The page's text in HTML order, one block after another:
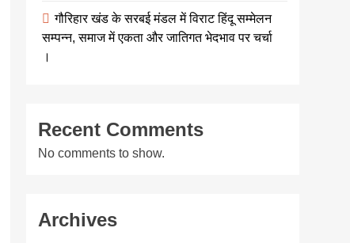
गौरिहार खंड के सरबई मंडल में विराट हिंदू सम्मेलन
सम्पन्न, समाज में एकता और जातिगत भेदभाव पर चर्चा
।
Recent Comments
No comments to show.
Archives